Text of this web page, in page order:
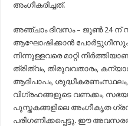
അംഗീകരിച്ചത്.
അഞ്ചാം ദിവസം – ജൂൺ 24 ന്
ആഘോഷിക്കാൻ
നിന്നുള്ളവരെ മാറ്റി
ത്രിത്വം, തിരുവവതാരം,
ആദിപാപം,
വിഗ്രഹങ്ങളുടെ വണക്കം,
പുസ്തകങ്ങളിലെ അംഗീകൃത
പരിഗണിക്കപ്പെട്ടു. ഈ